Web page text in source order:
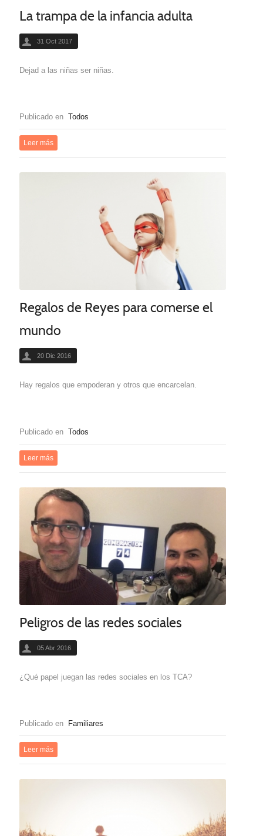
La trampa de la infancia adulta
31 Oct 2017
Dejad a las niñas ser niñas.
Publicado en Todos
Leer más
Regalos de Reyes para comerse el
mundo
20 Dic 2016
Hay regalos que empoderan y otros que encarcelan.
Publicado en Todos
Leer más
Peligros de las redes sociales
05 Abr 2016
¿Qué papel juegan las redes sociales en los TCA?
Publicado en Familiares
Leer más